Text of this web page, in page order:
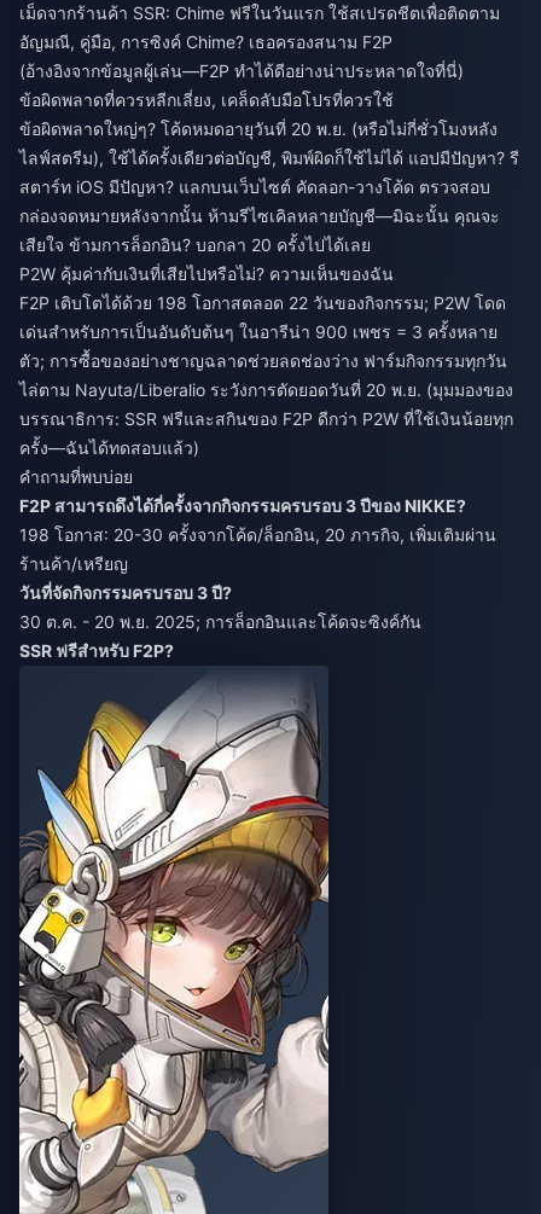
เม็ดจากร้านค้า SSR: Chime ฟรีในวันแรก ใช้สเปรดชีตเพื่อติดตาม
อัญมณี, คู่มือ, การซิงค์ Chime? เธอครองสนาม F2P
(อ้างอิงจากข้อมูลผู้เล่น—F2P ทำได้ดีอย่างน่าประหลาดใจที่นี่)
ข้อผิดพลาดที่ควรหลีกเลี่ยง, เคล็ดลับมือโปรที่ควรใช้
ข้อผิดพลาดใหญ่ๆ? โค้ดหมดอายุวันที่ 20 พ.ย. (หรือไม่กี่ชั่วโมงหลัง
ไลฟ์สตรีม), ใช้ได้ครั้งเดียวต่อบัญชี, พิมพ์ผิดก็ใช้ไม่ได้ แอปมีปัญหา? รี
สตาร์ท iOS มีปัญหา? แลกบนเว็บไซต์ คัดลอก-วางโค้ด ตรวจสอบ
กล่องจดหมายหลังจากนั้น ห้ามรีไซเคิลหลายบัญชี—มิฉะนั้น คุณจะ
เสียใจ ข้ามการล็อกอิน? บอกลา 20 ครั้งไปได้เลย
P2W คุ้มค่ากับเงินที่เสียไปหรือไม่? ความเห็นของฉัน
F2P เติบโตได้ด้วย 198 โอกาสตลอด 22 วันของกิจกรรม; P2W โดด
เด่นสำหรับการเป็นอันดับต้นๆ ในอารีน่า 900 เพชร = 3 ครั้งหลาย
ตัว; การซื้อของอย่างชาญฉลาดช่วยลดช่องว่าง ฟาร์มกิจกรรมทุกวัน
ไล่ตาม Nayuta/Liberalio ระวังการตัดยอดวันที่ 20 พ.ย. (มุมมองของ
บรรณาธิการ: SSR ฟรีและสกินของ F2P ดีกว่า P2W ที่ใช้เงินน้อยทุก
ครั้ง—ฉันได้ทดสอบแล้ว)
คำถามที่พบบ่อย
F2P สามารถดึงได้กี่ครั้งจากกิจกรรมครบรอบ 3 ปีของ NIKKE?
198 โอกาส: 20-30 ครั้งจากโค้ด/ล็อกอิน, 20 ภารกิจ, เพิ่มเติมผ่าน
ร้านค้า/เหรียญ
วันที่จัดกิจกรรมครบรอบ 3 ปี?
30 ต.ค. - 20 พ.ย. 2025; การล็อกอินและโค้ดจะซิงค์กัน
SSR ฟรีสำหรับ F2P?